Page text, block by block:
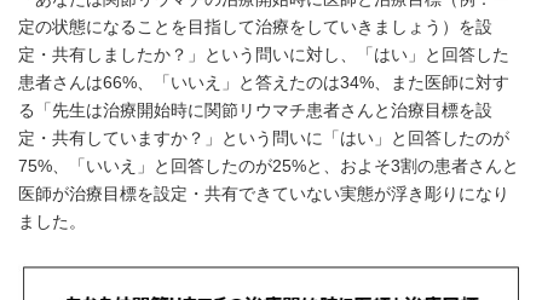
定の状態になることを目指して治療をしていきましょう）を設
定・共有しましたか？」という問いに対し、「はい」と回答した
患者さんは66%、「いいえ」と答えたのは34%、また医師に対す
る「先生は治療開始時に関節リウマチ患者さんと治療目標を設
定・共有していますか？」という問いに「はい」と回答したのが
75%、「いいえ」と回答したのが25%と、およそ3割の患者さんと
医師が治療目標を設定・共有できていない実態が浮き彫りになり
ました。